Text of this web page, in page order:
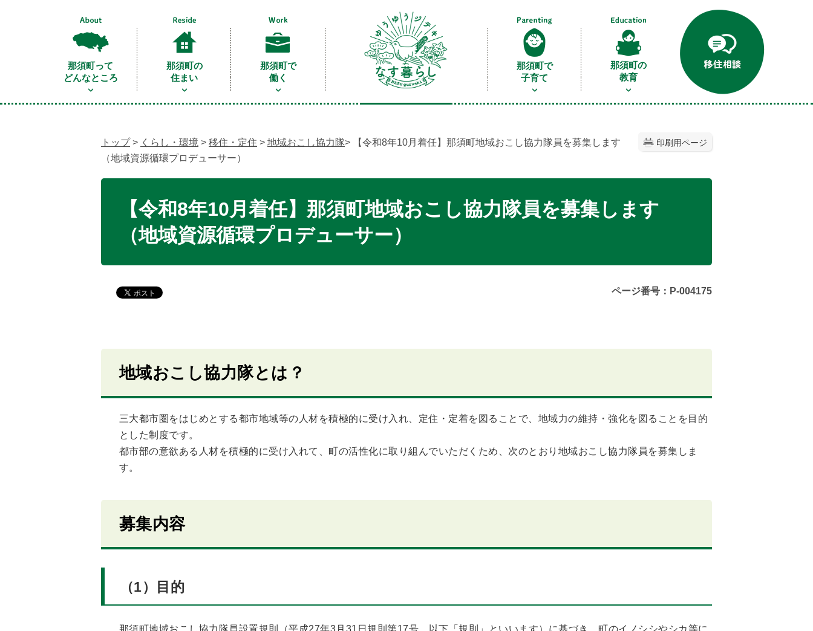
那須町って
どんなところ
那須町の
住まい
那須町で
働く
那須町で
子育て
那須町の
教育
印刷用ページ
トップ> くらし・環境 > 移住・定住 > 地域おこし協力隊> 【令和8年10月着任】那須町地域おこし協力隊員を募集します
（地域資源循環プロデューサー）
【令和8年10月着任】那須町地域おこし協力隊員を募集します
（地域資源循環プロデューサー）
ページ番号：P-004175
地域おこし協力隊とは？
三大都市圏をはじめとする都市地域等の人材を積極的に受け入れ、定住・定着を図ることで、地域力の維持・強化を図ることを目的
とした制度です。
都市部の意欲ある人材を積極的に受け入れて、町の活性化に取り組んでいただくため、次のとおり地域おこし協力隊員を募集しま
す。
募集内容
（1）目的
那須町地域おこし協力隊員設置規則（平成27年3月31日規則第17号、以下「規則」といいます）に基づき、町のイノシシやシカ等に